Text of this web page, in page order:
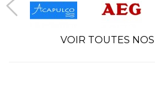
VOIR TOUTES